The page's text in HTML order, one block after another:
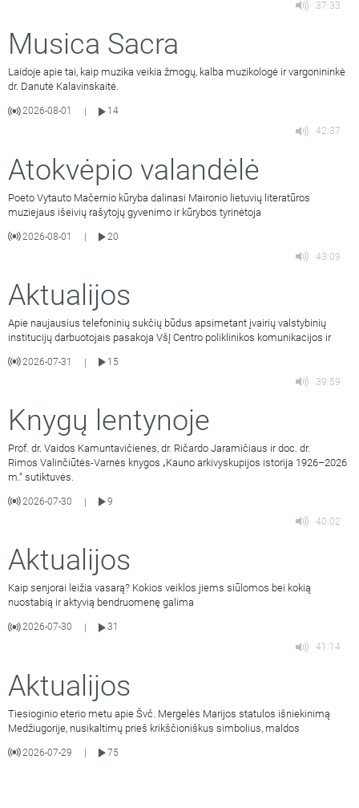
37:33
Musica Sacra
Laidoje apie tai, kaip muzika veikia žmogų, kalba muzikologė ir vargonininkė
dr. Danutė Kalavinskaitė.
2026-08-01
14
42:37
Atokvėpio valandėlė
Poeto Vytauto Mačernio kūryba dalinasi Maironio lietuvių literatūros
muziejaus išeivių rašytojų gyvenimo ir kūrybos tyrinėtoja
2026-08-01
20
43:09
Aktualijos
Apie naujausius telefoninių sukčių būdus apsimetant įvairių valstybinių
institucijų darbuotojais pasakoja VšĮ Centro poliklinikos komunikacijos ir
2026-07-31 |
15
39:59
Knygų lentynoje
Prof. dr. Vaidos Kamuntavičienės, dr. Ričardo Jaramičiaus ir doc. dr.
Rimos Valinčiūtės-Varnės knygos „Kauno arkivyskupijos istorija 1926–2026
m.“ sutiktuvės.
2026-07-30 |
9
40:02
Aktualijos
Kaip senjorai leižia vasarą? Kokios veiklos jiems siūlomos bei kokią
nuostabią ir aktyvią bendruomenę galima
2026-07-30
31
41:14
Aktualijos
Tiesioginio eterio metu apie Švč. Mergelės Marijos statulos išniekinimą
Medžiugorije, nusikaltimų prieš krikščioniškus simbolius, maldos
2026-07-29 75